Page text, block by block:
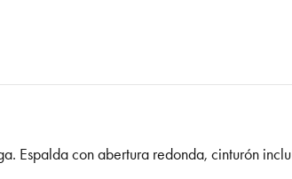
Espalda con abertura redonda, cinturón